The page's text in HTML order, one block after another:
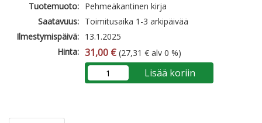
Tuotemuoto: Pehmeäkantinen kirja
Saatavuus: Toimitusaika 1-3 arkipäivää
Ilmestymispäivä: 13.1.2025
Hinta: 31,00 € (27,31 € alv 0 %)
Lisää koriin